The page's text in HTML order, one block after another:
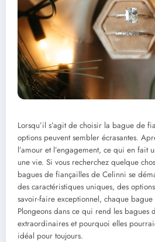
Lorsqu’il s’agit de choisir la bague de
options peuvent sembler écrasantes.
l’amour et l’engagement, ce qui en fait
une vie. Si vous recherchez quelque
bagues de fiançailles de Celinni se
des caractéristiques uniques, des
savoir-faire exceptionnel, chaque
Plongeons dans ce qui rend les bagues
extraordinaires et pourquoi elles
idéal pour toujours.